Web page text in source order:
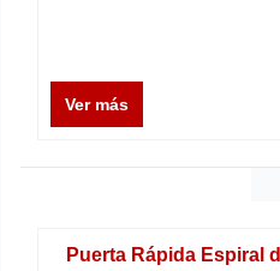
Ver más
Puerta Rápida Espiral